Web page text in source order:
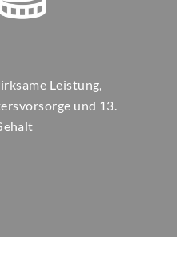
Leistung,
und 13.